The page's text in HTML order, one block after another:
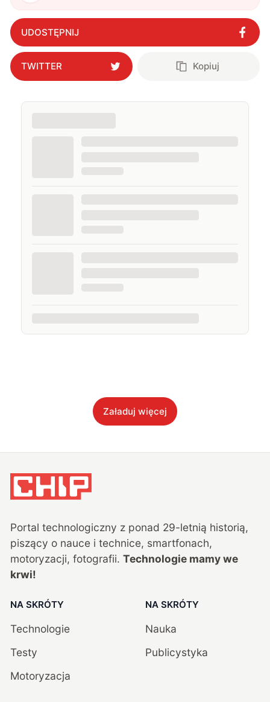
UDOSTĘPNIJ
TWITTER Kopiuj
Załaduj więcej
Portal technologiczny z ponad 29-letnią historią,
piszący o nauce i technice, smartfonach,
motoryzacji, fotografii. Technologie mamy we
krwi!
NA SKRÓTY
Technologie
Testy
Motoryzacja
NA SKRÓTY
Nauka
Publicystyka